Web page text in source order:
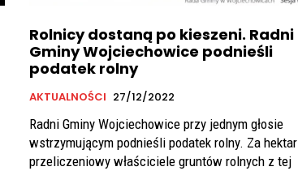
Rolnicy dostaną po kieszeni. Radni
Gminy Wojciechowice podnieśli
podatek rolny
AKTUALNOŚCI 27/12/2022
Radni Gminy Wojciechowice przy jednym głosie
wstrzymującym podnieśli podatek rolny. Za hektar
przeliczeniowy właściciele gruntów rolnych z tej